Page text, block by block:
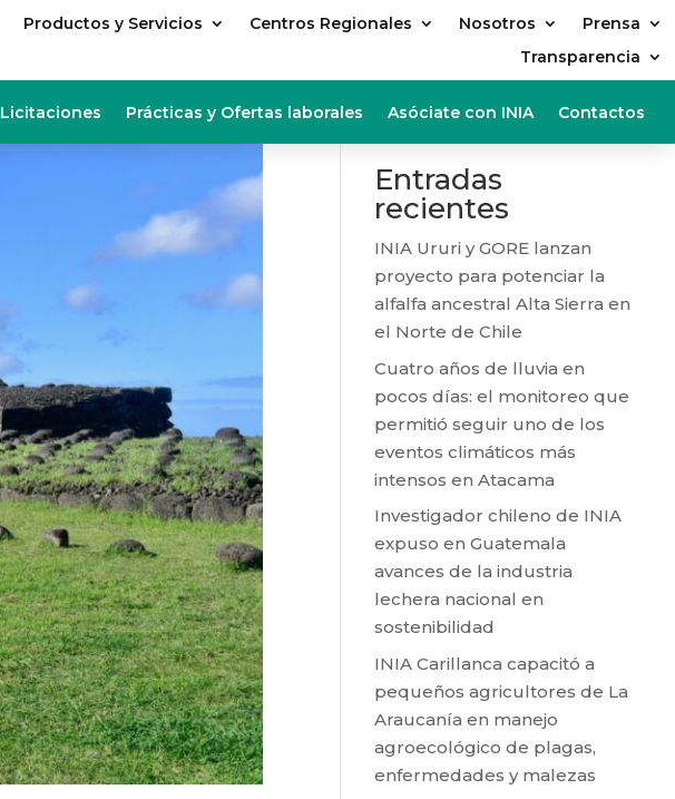
Productos y Servicios Centros Regionales Nosotros
Prensa
Transparencia
Licitaciones Prácticas y Ofertas laborales Asóciate con INIA Contactos
Buscar
Entradas
recientes
INIA Ururi y GORE lanzan
proyecto para potenciar la
alfalfa ancestral Alta Sierra en
el Norte de Chile
Cuatro años de lluvia en
pocos días: el monitoreo que
permitió seguir uno de los
eventos climáticos más
intensos en Atacama
Investigador chileno de INIA
expuso en Guatemala
avances de la industria
lechera nacional en
sostenibilidad
INIA Carillanca capacitó a
pequeños agricultores de La
Araucanía en manejo
agroecológico de plagas,
enfermedades y malezas